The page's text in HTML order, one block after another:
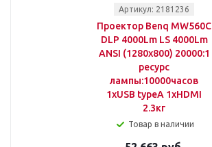
Артикул: 2181236
Проектор Benq MW560C
DLP 4000Lm LS 4000Lm
ANSI (1280x800) 20000:1
ресурс
лампы:10000часов
1xUSB typeA 1xHDMI
2.3кг
Товар в наличии